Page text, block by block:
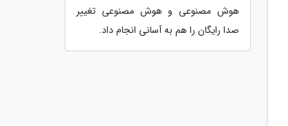
هوش مصنوعی و هوش مصنوعی تغییر
صدا رایگان را هم به آسانی انجام داد.